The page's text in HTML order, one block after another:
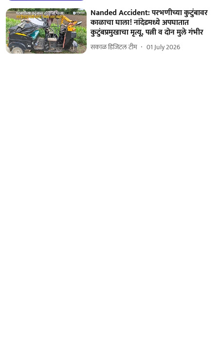
Nanded Accident: परभणीच्या कुटुंबावर
काळाचा घाला! नांदेडमध्ये अपघातात
कुटुंबप्रमुखाचा मृत्यू, पत्नी व दोन मुले गंभीर
सकाळ डिजिटल टीम 01 July 2026